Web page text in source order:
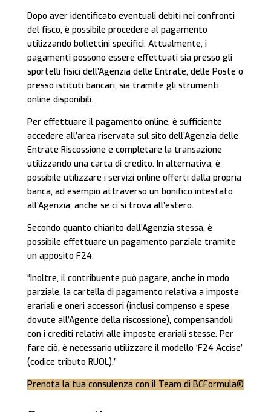
Dopo aver identificato eventuali debiti nei confronti
del fisco, è possibile procedere al pagamento
utilizzando bollettini specifici. Attualmente, i
pagamenti possono essere effettuati sia presso gli
sportelli fisici dell’Agenzia delle Entrate, delle Poste o
presso istituti bancari, sia tramite gli strumenti
online disponibili.
Per effettuare il pagamento online, è sufficiente
accedere all’area riservata sul sito dell’Agenzia delle
Entrate Riscossione e completare la transazione
utilizzando una carta di credito. In alternativa, è
possibile utilizzare i servizi online offerti dalla propria
banca, ad esempio attraverso un bonifico intestato
all’Agenzia, anche se ci si trova all’estero.
Secondo quanto chiarito dall’Agenzia stessa, è
possibile effettuare un pagamento parziale tramite
un apposito F24:
“Inoltre, il contribuente può pagare, anche in modo
parziale, la cartella di pagamento relativa a imposte
erariali e oneri accessori (inclusi compenso e spese
dovute all’Agente della riscossione), compensandoli
con i crediti relativi alle imposte erariali stesse. Per
fare ciò, è necessario utilizzare il modello ‘F24 Accise’
(codice tributo RUOL).”
Prenota la tua consulenza con il Team di BCFormula®